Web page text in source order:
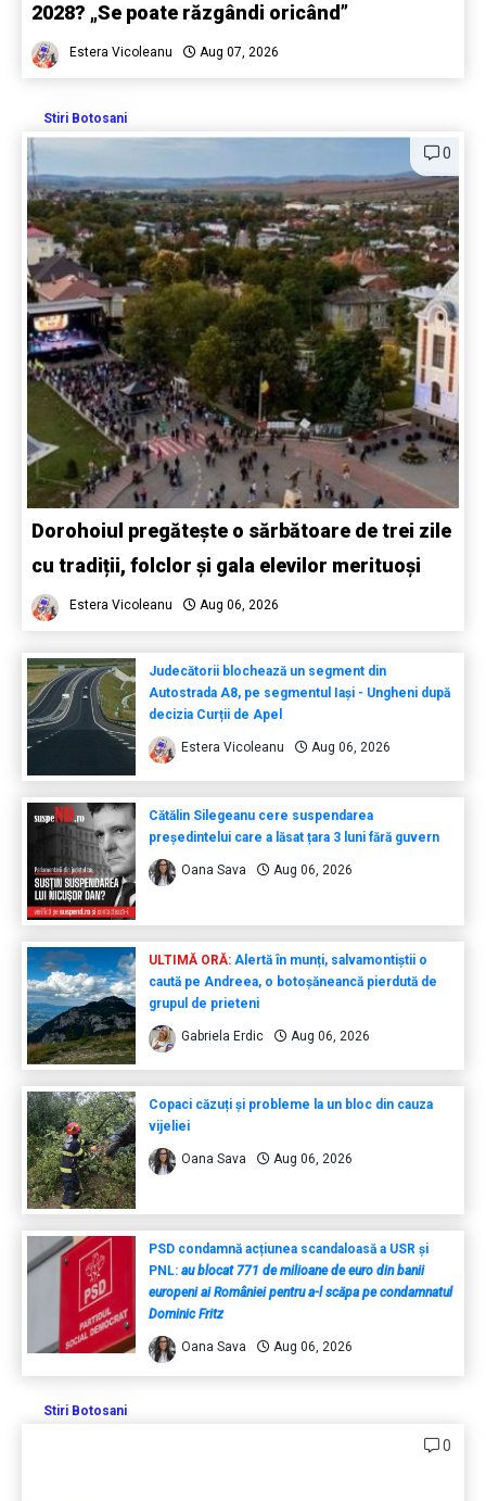
2028? „Se poate răzgândi oricând”
Estera Vicoleanu Aug 07, 2026
Stiri Botosani
0
Dorohoiul pregătește o sărbătoare de trei zile
cu tradiții, folclor și gala elevilor merituoși
Estera Vicoleanu Aug 06, 2026
Judecătorii blochează un segment din
Autostrada A8, pe segmentul Iași - Ungheni după
decizia Curții de Apel
Estera Vicoleanu Aug 06, 2026
Cătălin Silegeanu cere suspendarea
președintelui care a lăsat țara 3 luni fără guvern
Oana Sava Aug 06, 2026
ULTIMĂ ORĂ:Alertă în munți, salvamontiștii o
caută pe Andreea, o botoșăneancă pierdută de
grupul de prieteni
Gabriela Erdic Aug 06, 2026
Copaci căzuți și probleme la un bloc din cauza
vijeliei
Oana Sava Aug 06, 2026
PSD condamnă acțiunea scandaloasă a USR și
PNL: au blocat 771 de milioane de euro din banii
europeni ai României pentru a-l scăpa pe condamnatul
Dominic Fritz
Oana Sava Aug 06, 2026
Stiri Botosani
0